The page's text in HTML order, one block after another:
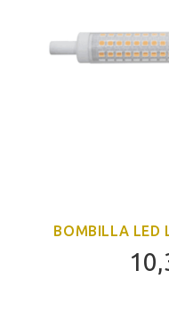
BOMBILLA LED